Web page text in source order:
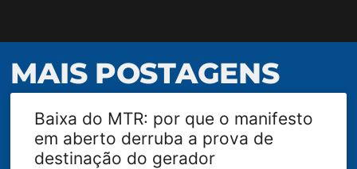
MAIS POSTAGENS
Baixa do MTR: por que o manifesto
em aberto derruba a prova de
destinação do gerador